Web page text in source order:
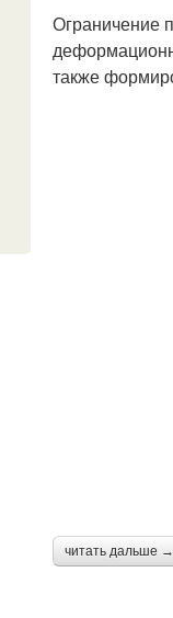
Ограничение
также
читать дальше →